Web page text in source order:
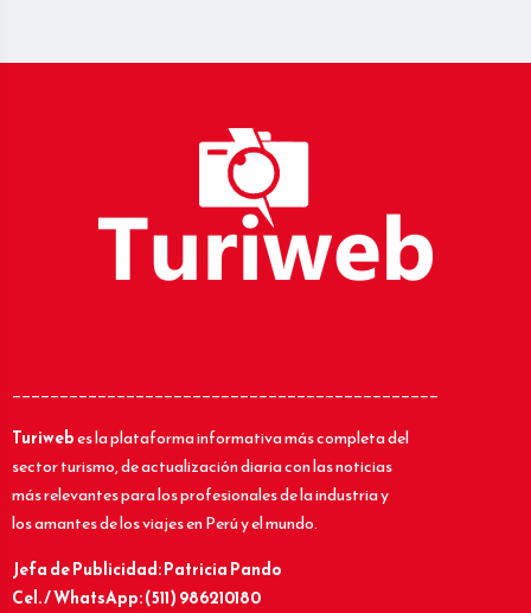
_____________________________________________
Turiwebes la plataforma informativa más completa del
sector turismo, de actualización diaria con las noticias
más relevantes para los profesionales de la industria y
los amantes de los viajes en Perú y el mundo.
Jefa de Publicidad: Patricia Pando
Cel. / WhatsApp: (511) 986210180